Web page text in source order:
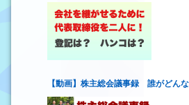
【動画】株主総会議事録 誰がどん